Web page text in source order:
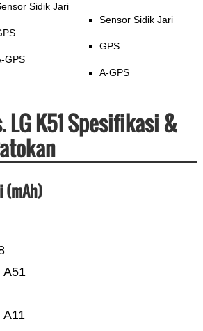
Sidik Jari
GPS
Sensor Sidik Jari
GPS
A-GPS
LG K51 Spesifikasi &
(mAh)
A11
A51